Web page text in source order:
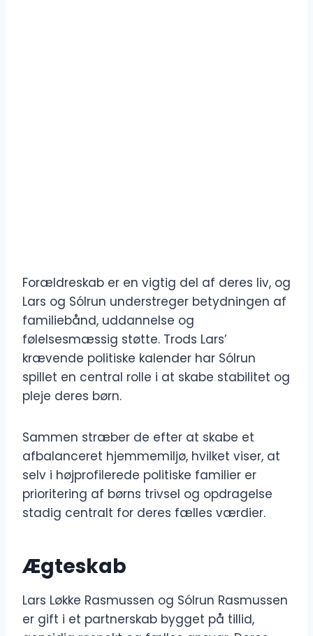
Forældreskab er en vigtig del af deres liv, og
Lars og Sólrun understreger betydningen af ​​
familiebånd, uddannelse og
følelsesmæssig støtte. Trods Lars’
krævende politiske kalender har Sólrun
spillet en central rolle i at skabe stabilitet og
pleje deres børn.
Sammen stræber de efter at skabe et
afbalanceret hjemmemiljø, hvilket viser, at
selv i højprofilerede politiske familier er
prioritering af børns trivsel og opdragelse
stadig centralt for deres fælles værdier.
Ægteskab
Lars Løkke Rasmussen og Sólrun Rasmussen
er gift i et partnerskab bygget på tillid,